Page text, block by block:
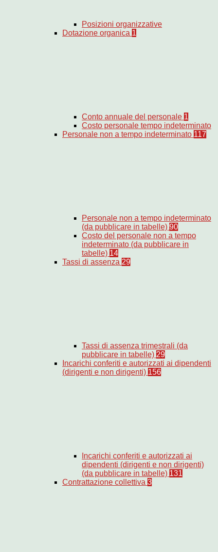
Posizioni organizzative
Dotazione organica 1
Conto annuale del personale 1
Costo personale tempo indeterminato
Personale non a tempo indeterminato 117
Personale non a tempo indeterminato
(da pubblicare in tabelle) 90
Costo del personale non a tempo
indeterminato (da pubblicare in
tabelle) 14
Tassi di assenza 29
Tassi di assenza trimestrali (da
pubblicare in tabelle) 29
Incarichi conferiti e autorizzati ai dipendenti
(dirigenti e non dirigenti) 156
Incarichi conferiti e autorizzati ai
dipendenti (dirigenti e non dirigenti)
(da pubblicare in tabelle) 131
Contrattazione collettiva 3